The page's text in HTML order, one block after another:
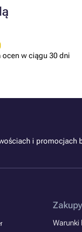
ocen w ciągu 30 dni
wysyłka. Tusze dobrze
i promocjach
Warunki